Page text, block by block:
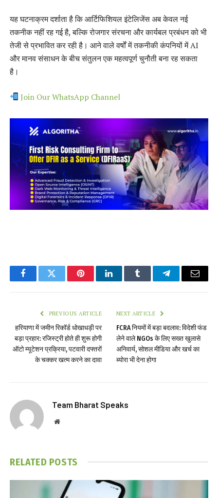
यह घटनाक्रम दर्शाता है कि आर्टिफिशियल इंटेलिजेंस अब केवल नई
तकनीक नहीं रह गई है, बल्कि रोजगार संरचना और कार्यबल प्रबंधन को भी
तेजी से प्रभावित कर रही है। आने वाले वर्षों में तकनीकी कंपनियों में AI
और मानव संसाधन के बीच संतुलन एक महत्वपूर्ण चुनौती बना रह सकता
है।
Join Our WhatsApp Channel
FacebookTwitter PinterestLinkedInTumblr TelegramEmail
PREVIOUS ARTICLE
हरियाणा में जमीन रिकॉर्ड धोखाधड़ी पर
बड़ा प्रहार: रजिस्ट्री होते ही शुरू होगी
ऑटो म्यूटेशन प्रक्रिया, पटवारी दफ्तरों
के चक्कर खत्म करने का दावा
NEXT ARTICLE
FCRA नियमों में बड़ा बदलाव: विदेशी फंड
लेने वाले NGOs के लिए सख्त खुलासे
अनिवार्य, सोशल मीडिया और खर्च का
ब्योरा भी देना होगा
Team Bharat Speaks
Website
RELATED POSTS